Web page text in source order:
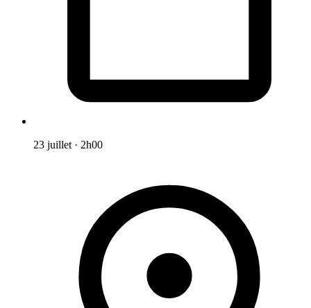
23 juillet · 2h00